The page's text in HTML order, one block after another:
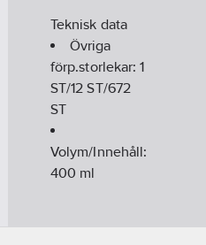
Teknisk data
Övriga
förp.storlekar:1
ST/12 ST/672
ST
Volym/Innehåll:
400 ml